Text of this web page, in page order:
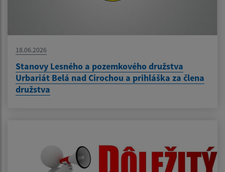
18.06.2026
Stanovy Lesného a pozemkového družstva
Urbariát Belá nad Cirochou a prihláška za člena
družstva